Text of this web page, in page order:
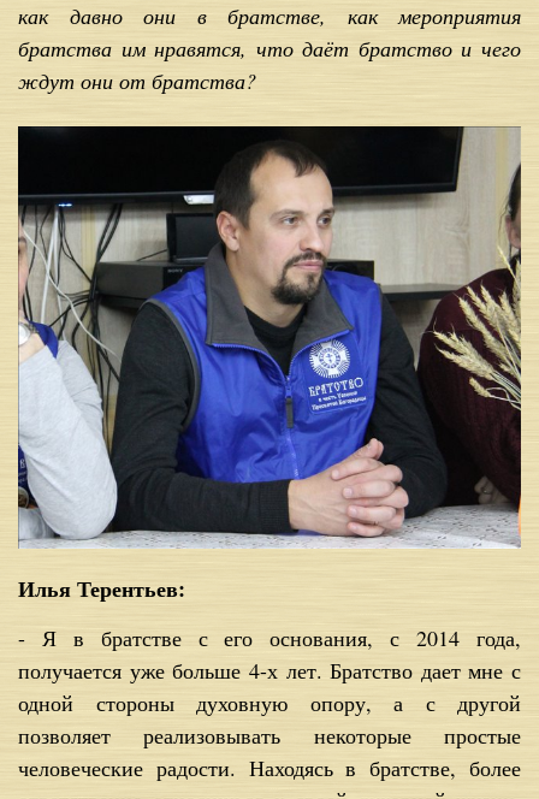
как давно они в братстве, как мероприятия
братства им нравятся, что даёт братство и чего
ждут они от братства?
Илья Терентьев:
- Я в братстве с его основания, с 2014 года,
получается уже больше 4-х лет. Братство дает мне с
одной стороны духовную опору, а с другой
позволяет реализовывать некоторые простые
человеческие радости. Находясь в братстве, более